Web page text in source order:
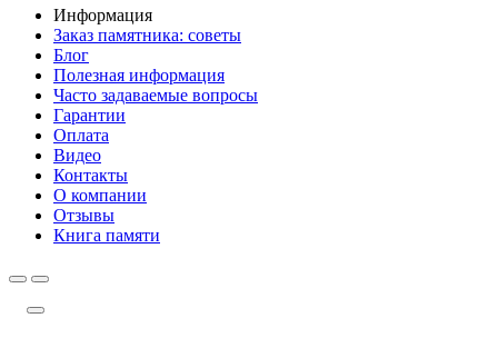
Информация
Заказ памятника: советы
Блог
Полезная информация
Часто задаваемые вопросы
Гарантии
Оплата
Видео
Контакты
О компании
Отзывы
Книга памяти